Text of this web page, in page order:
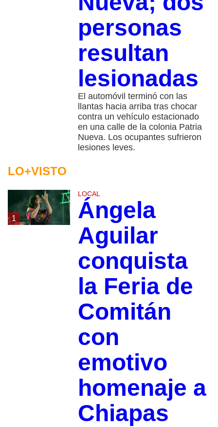
personas
resultan
lesionadas
El automóvil terminó con las
llantas hacia arriba tras chocar
contra un vehículo estacionado
en una calle de la colonia Patria
Nueva. Los ocupantes sufrieron
lesiones leves.
LO+VISTO
1
LOCAL
Ángela
Aguilar
conquista
la Feria de
Comitán
con
emotivo
homenaje a
Chiapas